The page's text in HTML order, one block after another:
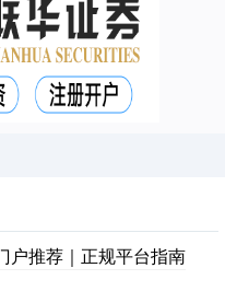
户推荐｜正规平台指南